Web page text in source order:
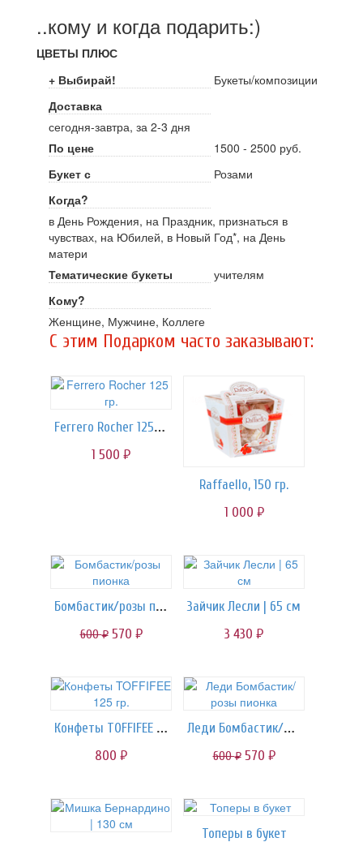
..кому и когда подарить:)
ЦВЕТЫ ПЛЮС
+ Выбирай!
Букеты/композиции
Доставка
сегодня-завтра, за 2-3 дня
По цене
1500 - 2500 руб.
Букет с
Розами
Когда?
в День Рождения, на Праздник, признаться в
чувствах, на Юбилей, в Новый Год*, на День
матери
Тематические букеты
учителям
Кому?
Женщине, Мужчине, Коллеге
C этим Подарком часто заказывают:
Ferrero Rocher 125 гр.
1 500 руб.
Raffaello, 150 гр.
1 000 руб.
Бомбастик/розы пионка
600руб. 570 руб.
Зайчик Лесли | 65 см
3 430 руб.
Конфеты TOFFIFEE 125 гр.
800 руб.
Леди Бомбастик/розы пионка
600руб. 570 руб.
Топеры в букет